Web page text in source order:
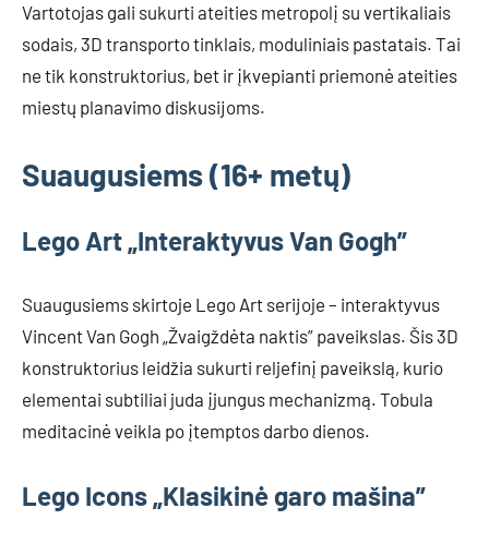
Vartotojas gali sukurti ateities metropolį su vertikaliais
sodais, 3D transporto tinklais, moduliniais pastatais. Tai
ne tik konstruktorius, bet ir įkvepianti priemonė ateities
miestų planavimo diskusijoms.
Suaugusiems (16+ metų)
Lego Art „Interaktyvus Van Gogh”
Suaugusiems skirtoje Lego Art serijoje – interaktyvus
Vincent Van Gogh „Žvaigždėta naktis” paveikslas. Šis 3D
konstruktorius leidžia sukurti reljefinį paveikslą, kurio
elementai subtiliai juda įjungus mechanizmą. Tobula
meditacinė veikla po įtemptos darbo dienos.
Lego Icons „Klasikinė garo mašina”